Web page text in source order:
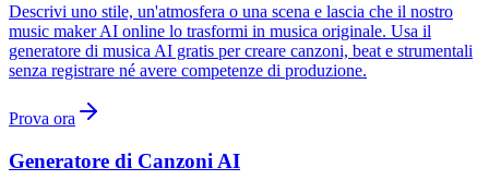
Descrivi uno stile, un'atmosfera o una scena e lascia che il nostro
music maker AI online lo trasformi in musica originale. Usa il
generatore di musica AI gratis per creare canzoni, beat e strumentali
senza registrare né avere competenze di produzione.
Prova ora
Generatore di Canzoni AI